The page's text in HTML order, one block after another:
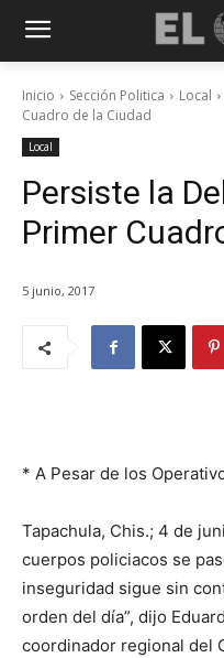
Inicio Sección Politica Local
Cuadro de la Ciudad
Local
Persiste la
Primer
5 junio, 2017
* A Pesar de los
Tapachula, Chis.; 4 de
cuerpos policiacos se
inseguridad sigue sin
orden del día”, dijo
coordinador regional del